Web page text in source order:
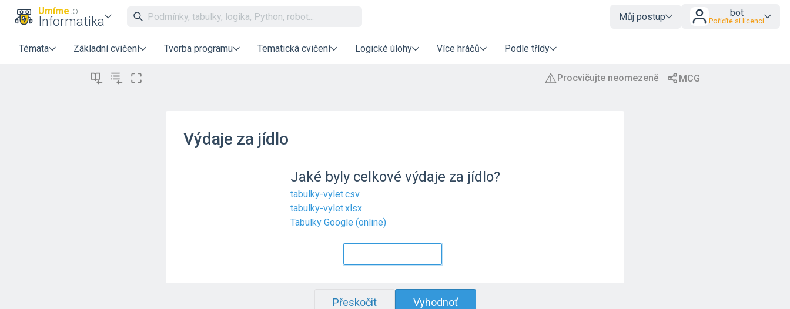
Umímeto
Informatika Můj postup bot
Pořiďte si licenci
Témata Základní cvičení Tvorba programu Tematická cvičení Logické úlohy Více hráčů Podle třídy
Výdaje za jídlo
Jaké byly celkové výdaje za jídlo?
tabulky-vylet.csv
tabulky-vylet.xlsx
Tabulky Google (online)
Přeskočit Vyhodnoť